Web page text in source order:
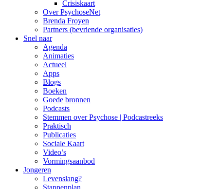
Crisiskaart
Over PsychoseNet
Brenda Froyen
Partners (bevriende organisaties)
Snel naar
Agenda
Animaties
Actueel
Apps
Blogs
Boeken
Goede bronnen
Podcasts
Stemmen over Psychose | Podcastreeks
Praktisch
Publicaties
Sociale Kaart
Video’s
Vormingsaanbod
Jongeren
Levenslang?
Stappenplan